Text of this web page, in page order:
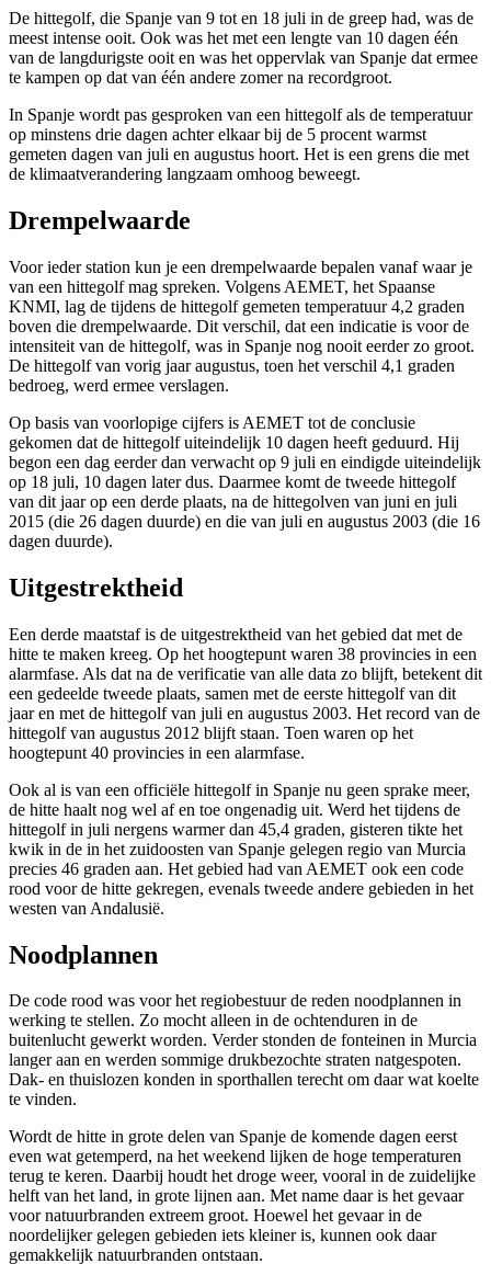
De hittegolf, die Spanje van 9 tot en 18 juli in de greep had, was de
meest intense ooit. Ook was het met een lengte van 10 dagen één
van de langdurigste ooit en was het oppervlak van Spanje dat ermee
te kampen op dat van één andere zomer na recordgroot.
In Spanje wordt pas gesproken van een hittegolf als de temperatuur
op minstens drie dagen achter elkaar bij de 5 procent warmst
gemeten dagen van juli en augustus hoort. Het is een grens die met
de klimaatverandering langzaam omhoog beweegt.
Drempelwaarde
Voor ieder station kun je een drempelwaarde bepalen vanaf waar je
van een hittegolf mag spreken. Volgens AEMET, het Spaanse
KNMI, lag de tijdens de hittegolf gemeten temperatuur 4,2 graden
boven die drempelwaarde. Dit verschil, dat een indicatie is voor de
intensiteit van de hittegolf, was in Spanje nog nooit eerder zo groot.
De hittegolf van vorig jaar augustus, toen het verschil 4,1 graden
bedroeg, werd ermee verslagen.
Op basis van voorlopige cijfers is AEMET tot de conclusie
gekomen dat de hittegolf uiteindelijk 10 dagen heeft geduurd. Hij
begon een dag eerder dan verwacht op 9 juli en eindigde uiteindelijk
op 18 juli, 10 dagen later dus. Daarmee komt de tweede hittegolf
van dit jaar op een derde plaats, na de hittegolven van juni en juli
2015 (die 26 dagen duurde) en die van juli en augustus 2003 (die 16
dagen duurde).
Uitgestrektheid
Een derde maatstaf is de uitgestrektheid van het gebied dat met de
hitte te maken kreeg. Op het hoogtepunt waren 38 provincies in een
alarmfase. Als dat na de verificatie van alle data zo blijft, betekent dit
een gedeelde tweede plaats, samen met de eerste hittegolf van dit
jaar en met de hittegolf van juli en augustus 2003. Het record van de
hittegolf van augustus 2012 blijft staan. Toen waren op het
hoogtepunt 40 provincies in een alarmfase.
Ook al is van een officiële hittegolf in Spanje nu geen sprake meer,
de hitte haalt nog wel af en toe ongenadig uit. Werd het tijdens de
hittegolf in juli nergens warmer dan 45,4 graden, gisteren tikte het
kwik in de in het zuidoosten van Spanje gelegen regio van Murcia
precies 46 graden aan. Het gebied had van AEMET ook een code
rood voor de hitte gekregen, evenals tweede andere gebieden in het
westen van Andalusië.
Noodplannen
De code rood was voor het regiobestuur de reden noodplannen in
werking te stellen. Zo mocht alleen in de ochtenduren in de
buitenlucht gewerkt worden. Verder stonden de fonteinen in Murcia
langer aan en werden sommige drukbezochte straten natgespoten.
Dak- en thuislozen konden in sporthallen terecht om daar wat koelte
te vinden.
Wordt de hitte in grote delen van Spanje de komende dagen eerst
even wat getemperd, na het weekend lijken de hoge temperaturen
terug te keren. Daarbij houdt het droge weer, vooral in de zuidelijke
helft van het land, in grote lijnen aan. Met name daar is het gevaar
voor natuurbranden extreem groot. Hoewel het gevaar in de
noordelijker gelegen gebieden iets kleiner is, kunnen ook daar
gemakkelijk natuurbranden ontstaan.